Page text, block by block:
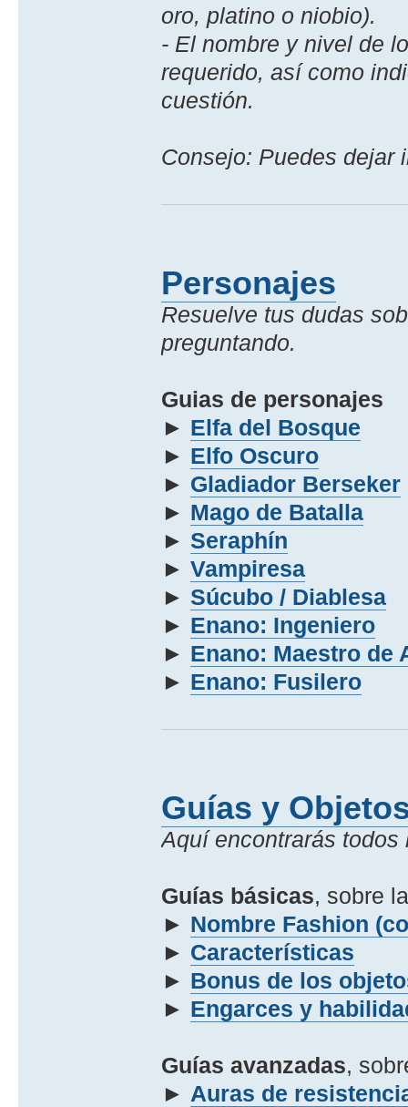
oro, platino o niobio).
- El nombre y nivel de
requerido, así­ como
cuestión.
Consejo: Puedes dejar
Personajes
Resuelve tus dudas
preguntando.
Guias de personajes
► Elfa del Bosque
► Elfo Oscuro
► Gladiador Berseker
► Mago de Batalla
► Seraphí­n
►Vampiresa
► Súcubo / Diablesa
► Enano: Ingeniero
► Enano: Maestro de
► Enano: Fusilero
Guías y
Aquí encontrarás
Guías básicas, sobre
► Nombre Fashion
► Características
► Bonus de los
► Engarces y
Guías avanzadas,
► Auras de